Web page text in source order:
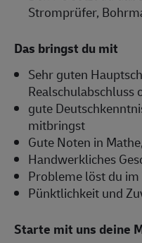
Stromprüfer,
Das bringst du mit
Sehr guten
Realschulabschluss
gute
mitbringst
Gute Noten in
Handwerkliches
Probleme löst du im
Pünktlichkeit und
Starte mit uns deine